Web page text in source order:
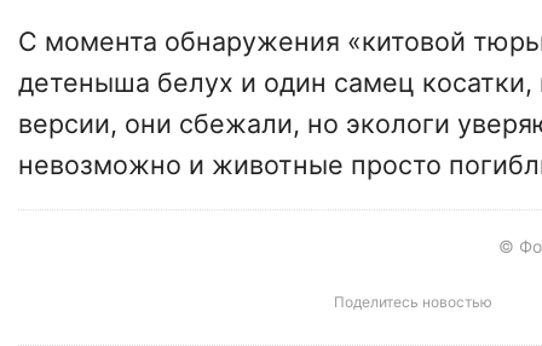
С момента обнаружения «китовой
детеныша белух и один самец
версии, они сбежали, но экологи
невозможно и животные просто
©
Поделитесь новостью